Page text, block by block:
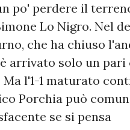
po' perdere il
Lo Nigro. Nel
che ha chiuso
è arrivato solo un
Ma l'1-1 maturato
Porchia può
se si pensa